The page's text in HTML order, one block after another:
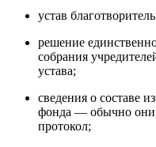
устав
решение
собрания
устава;
сведения о составе
фонда — обычно они
протокол;